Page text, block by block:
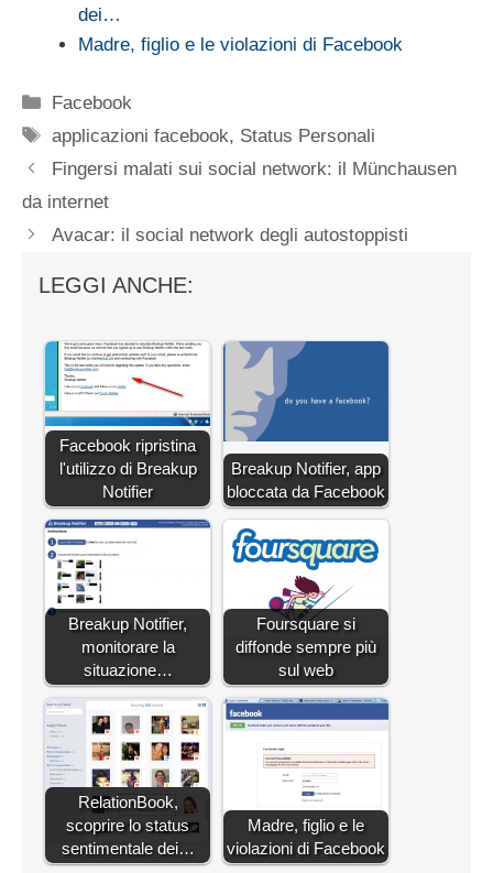
dei…
Madre, figlio e le violazioni di Facebook
Categorie
Facebook
Tag
applicazioni facebook, Status Personali
Fingersi malati sui social network: il Münchausen
da internet
Avacar: il social network degli autostoppisti
LEGGI ANCHE:
Facebook ripristina
l'utilizzo di Breakup
Notifier
Breakup Notifier, app
bloccata da Facebook
Breakup Notifier,
monitorare la
situazione…
Foursquare si
diffonde sempre più
sul web
RelationBook,
scoprire lo status
sentimentale dei…
Madre, figlio e le
violazioni di Facebook